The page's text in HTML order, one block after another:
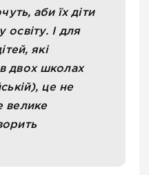
аби їх діти
освіту. І для
які
двох школах
це не
велике